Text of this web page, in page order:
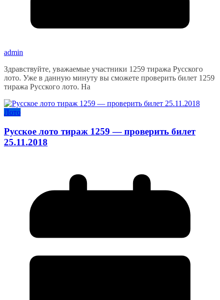
admin
Здравствуйте, уважаемые участники 1259 тиража Русского
лото. Уже в данную минуту вы сможете проверить билет 1259
тиража Русского лото. На
Лото
Русское лото тираж 1259 — проверить билет
25.11.2018